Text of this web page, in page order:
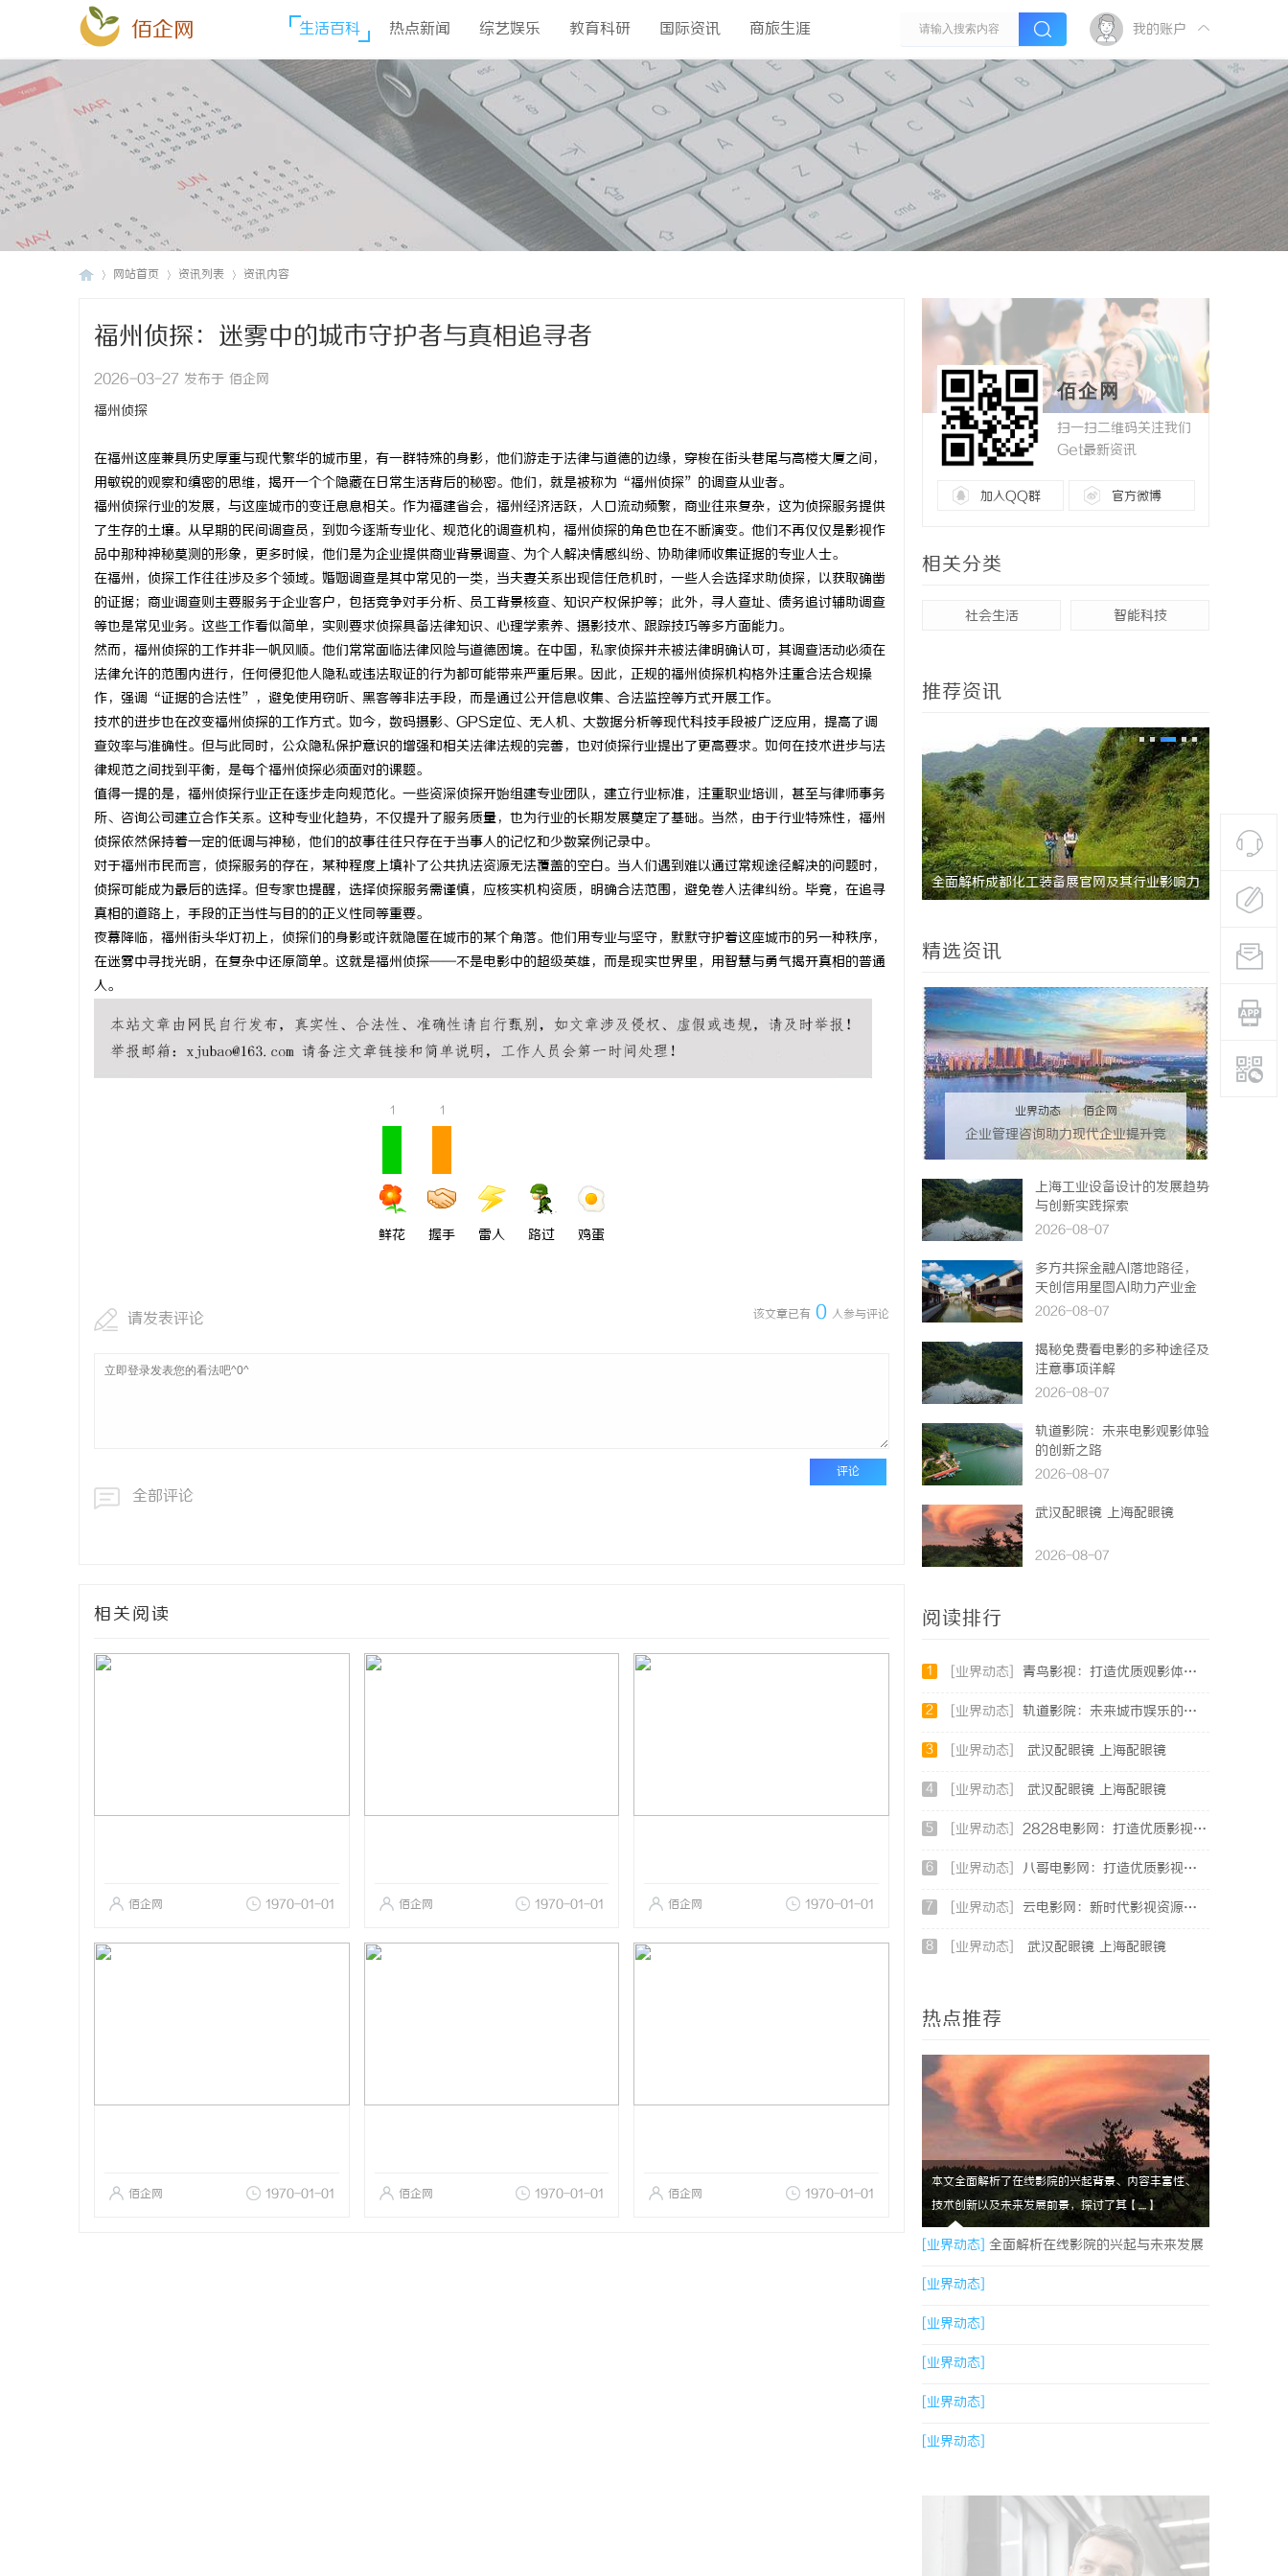
佰企网 生活百科 热点新闻 综艺娱乐 教育科研 国际资讯 商旅生涯 我的账户
网站首页 资讯列表 资讯内容
福州侦探：迷雾中的城市守护者与真相追寻者
2026-03-27 发布于 佰企网
福州侦探
在福州这座兼具历史厚重与现代繁华的城市里，有一群特殊的身影，他们游走于法律与道德的边缘，穿梭在街头巷尾与高楼大厦之间，
用敏锐的观察和缜密的思维，揭开一个个隐藏在日常生活背后的秘密。他们，就是被称为“福州侦探”的调查从业者。
福州侦探行业的发展，与这座城市的变迁息息相关。作为福建省会，福州经济活跃，人口流动频繁，商业往来复杂，这为侦探服务提供
了生存的土壤。从早期的民间调查员，到如今逐渐专业化、规范化的调查机构，福州侦探的角色也在不断演变。他们不再仅仅是影视作
品中那种神秘莫测的形象，更多时候，他们是为企业提供商业背景调查、为个人解决情感纠纷、协助律师收集证据的专业人士。
在福州，侦探工作往往涉及多个领域。婚姻调查是其中常见的一类，当夫妻关系出现信任危机时，一些人会选择求助侦探，以获取确凿
的证据；商业调查则主要服务于企业客户，包括竞争对手分析、员工背景核查、知识产权保护等；此外，寻人查址、债务追讨辅助调查
等也是常见业务。这些工作看似简单，实则要求侦探具备法律知识、心理学素养、摄影技术、跟踪技巧等多方面能力。
然而，福州侦探的工作并非一帆风顺。他们常常面临法律风险与道德困境。在中国，私家侦探并未被法律明确认可，其调查活动必须在
法律允许的范围内进行，任何侵犯他人隐私或违法取证的行为都可能带来严重后果。因此，正规的福州侦探机构格外注重合法合规操
作，强调“证据的合法性”，避免使用窃听、黑客等非法手段，而是通过公开信息收集、合法监控等方式开展工作。
技术的进步也在改变福州侦探的工作方式。如今，数码摄影、GPS定位、无人机、大数据分析等现代科技手段被广泛应用，提高了调
查效率与准确性。但与此同时，公众隐私保护意识的增强和相关法律法规的完善，也对侦探行业提出了更高要求。如何在技术进步与法
律规范之间找到平衡，是每个福州侦探必须面对的课题。
值得一提的是，福州侦探行业正在逐步走向规范化。一些资深侦探开始组建专业团队，建立行业标准，注重职业培训，甚至与律师事务
所、咨询公司建立合作关系。这种专业化趋势，不仅提升了服务质量，也为行业的长期发展奠定了基础。当然，由于行业特殊性，福州
侦探依然保持着一定的低调与神秘，他们的故事往往只存在于当事人的记忆和少数案例记录中。
对于福州市民而言，侦探服务的存在，某种程度上填补了公共执法资源无法覆盖的空白。当人们遇到难以通过常规途径解决的问题时，
侦探可能成为最后的选择。但专家也提醒，选择侦探服务需谨慎，应核实机构资质，明确合法范围，避免卷入法律纠纷。毕竟，在追寻
真相的道路上，手段的正当性与目的的正义性同等重要。
夜幕降临，福州街头华灯初上，侦探们的身影或许就隐匿在城市的某个角落。他们用专业与坚守，默默守护着这座城市的另一种秩序，
在迷雾中寻找光明，在复杂中还原简单。这就是福州侦探——不是电影中的超级英雄，而是现实世界里，用智慧与勇气揭开真相的普通
人。
1
鲜花
1
握手 雷人 路过 鸡蛋
该文章已有 0 人参与评论
请发表评论
评论
全部评论
相关阅读
佰企网 1970-01-01 佰企网 1970-01-01 佰企网 1970-01-01
佰企网 1970-01-01 佰企网 1970-01-01 佰企网 1970-01-01
佰企网
扫一扫二维码关注我们
Get最新资讯
加入QQ群 官方微博
相关分类
社会生活 智能科技
推荐资讯
武汉配眼镜 上海配眼镜 贝净 AC 国际医疗实验室，标准化研发体系 全面解析成都化工装备展官网及其行业影响力 全面解析
安全与合
精选资讯
业界动态 | 佰企网
企业管理咨询助力现代企业提升竞
争力的实践与策略
上海工业设备设计的发展趋势
与创新实践探索
2026-08-07
多方共探金融AI落地路径，
天创信用星图AI助力产业金
融智能升级
2026-08-07
揭秘免费看电影的多种途径及
注意事项详解
2026-08-07
轨道影院：未来电影观影体验
的创新之路
2026-08-07
武汉配眼镜 上海配眼镜
2026-08-07
阅读排行
1 [业界动态] 青鸟影视：打造优质观影体验的行业新标杆
2 [业界动态] 轨道影院：未来城市娱乐的新地标与文化体验空间
3 [业界动态] 武汉配眼镜 上海配眼镜
4 [业界动态] 武汉配眼镜 上海配眼镜
5 [业界动态] 2828电影网：打造优质影视资源聚合平台的全新体验
6 [业界动态] 八哥电影网：打造优质影视资源共享平台的创新之路
7 [业界动态] 云电影网：新时代影视资源的智能云端平台解析
8 [业界动态] 武汉配眼镜 上海配眼镜
热点推荐
本文全面解析了在线影院的兴起背景、内容丰富性、
技术创新以及未来发展前景，探讨了其【....】
[业界动态] 全面解析在线影院的兴起与未来发展
趋势探讨
[业界动态]
[业界动态]
[业界动态]
[业界动态]
[业界动态]